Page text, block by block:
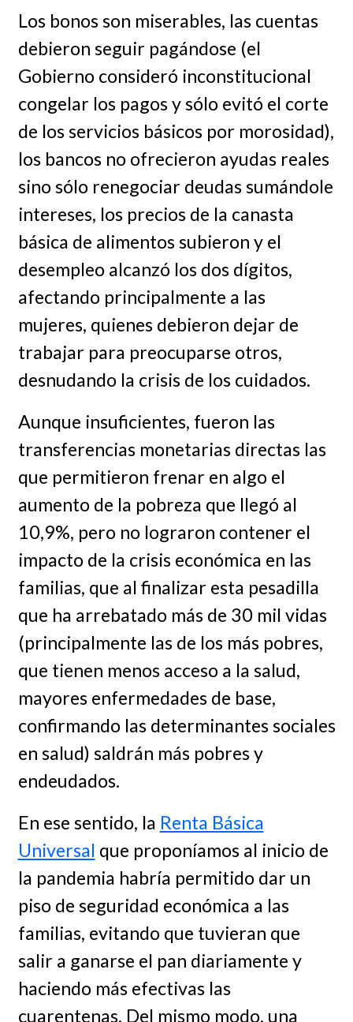
Los bonos son miserables, las cuentas
debieron seguir pagándose (el
Gobierno consideró inconstitucional
congelar los pagos y sólo evitó el corte
de los servicios básicos por morosidad),
los bancos no ofrecieron ayudas reales
sino sólo renegociar deudas sumándole
intereses, los precios de la canasta
básica de alimentos subieron y el
desempleo alcanzó los dos dígitos,
afectando principalmente a las
mujeres, quienes debieron dejar de
trabajar para preocuparse otros,
desnudando la crisis de los cuidados.
Aunque insuficientes, fueron las
transferencias monetarias directas las
que permitieron frenar en algo el
aumento de la pobreza que llegó al
10,9%, pero no lograron contener el
impacto de la crisis económica en las
familias, que al finalizar esta pesadilla
que ha arrebatado más de 30 mil vidas
(principalmente las de los más pobres,
que tienen menos acceso a la salud,
mayores enfermedades de base,
confirmando las determinantes sociales
en salud) saldrán más pobres y
endeudados.
En ese sentido, la Renta Básica
Universal que proponíamos al inicio de
la pandemia habría permitido dar un
piso de seguridad económica a las
familias, evitando que tuvieran que
salir a ganarse el pan diariamente y
haciendo más efectivas las
cuarentenas. Del mismo modo, una